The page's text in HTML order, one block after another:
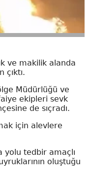
ve makilik alanda
çıktı.
Müdürlüğü ve
ekipleri sevk
de sıçradı.
için alevlere
yolu tedbir amaçlı
oluştuğu